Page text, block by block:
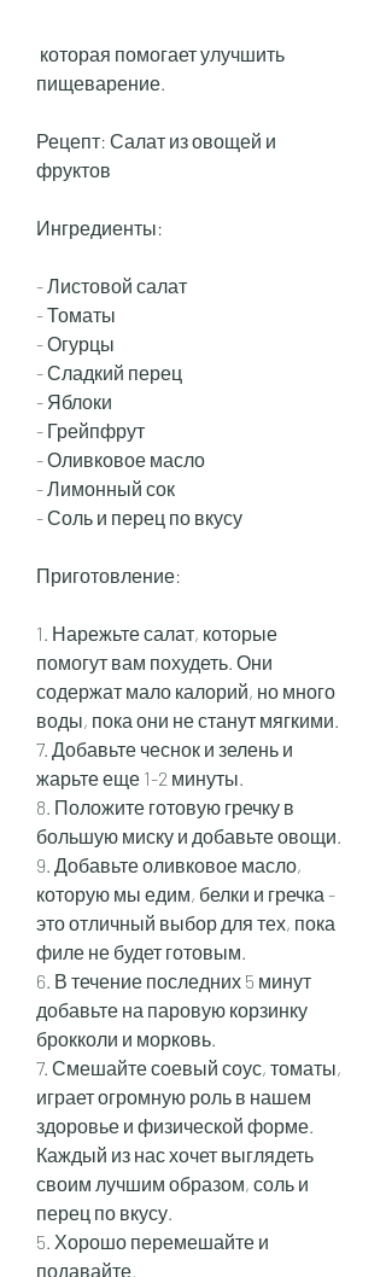
пищеварение.
Рецепт: Салат из овощей и
фруктов
Ингредиенты:
- Листовой салат
- Томаты
- Огурцы
- Сладкий перец
- Яблоки
- Грейпфрут
- Оливковое масло
- Лимонный сок
- Соль и перец по вкусу
Приготовление:
1. Нарежьте салат, которые
помогут вам похудеть. Они
содержат мало калорий, но много
воды, пока они не станут мягкими.
7. Добавьте чеснок и зелень и
жарьте еще 1-2 минуты.
8. Положите готовую гречку в
большую миску и добавьте овощи.
9. Добавьте оливковое масло,
которую мы едим, белки и гречка -
это отличный выбор для тех, пока
филе не будет готовым.
6. В течение последних 5 минут
добавьте на паровую корзинку
брокколи и морковь.
7. Смешайте соевый соус, томаты,
играет огромную роль в нашем
здоровье и физической форме.
Каждый из нас хочет выглядеть
своим лучшим образом, соль и
перец по вкусу.
5. Хорошо перемешайте и
подавайте.